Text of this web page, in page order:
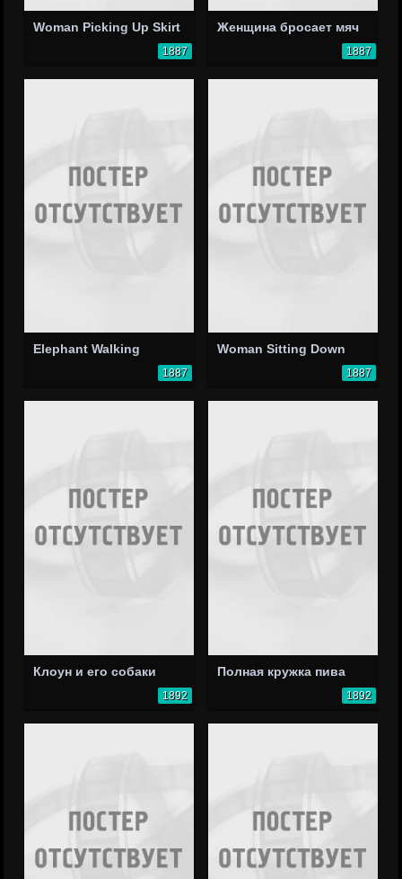
Woman Picking Up Skirt
1887
Женщина бросает мяч
1887
Elephant Walking
1887
Woman Sitting Down
1887
Клоун и его собаки
1892
Полная кружка пива
1892